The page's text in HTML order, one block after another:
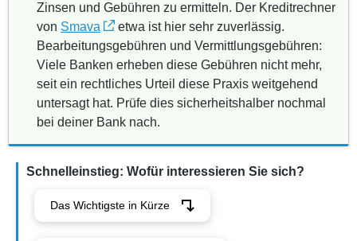
Zinsen und Gebühren zu ermitteln. Der Kreditrechner
von Smava
etwa ist hier sehr zuverlässig.
Bearbeitungsgebühren und Vermittlungsgebühren:
Viele Banken erheben diese Gebühren nicht mehr,
seit ein rechtliches Urteil diese Praxis weitgehend
untersagt hat. Prüfe dies sicherheitshalber nochmal
bei deiner Bank nach.
Schnelleinstieg: Wofür interessieren Sie sich?
Das Wichtigste in Kürze